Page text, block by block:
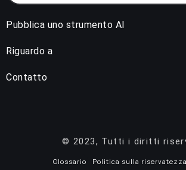
Pubblica uno strumento AI
Riguardo a
Contatto
© 2023, Tutti i diritti
Glossario Politica sulla riservatezza